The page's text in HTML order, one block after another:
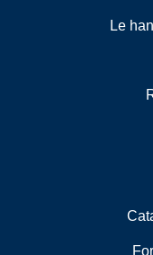
Le